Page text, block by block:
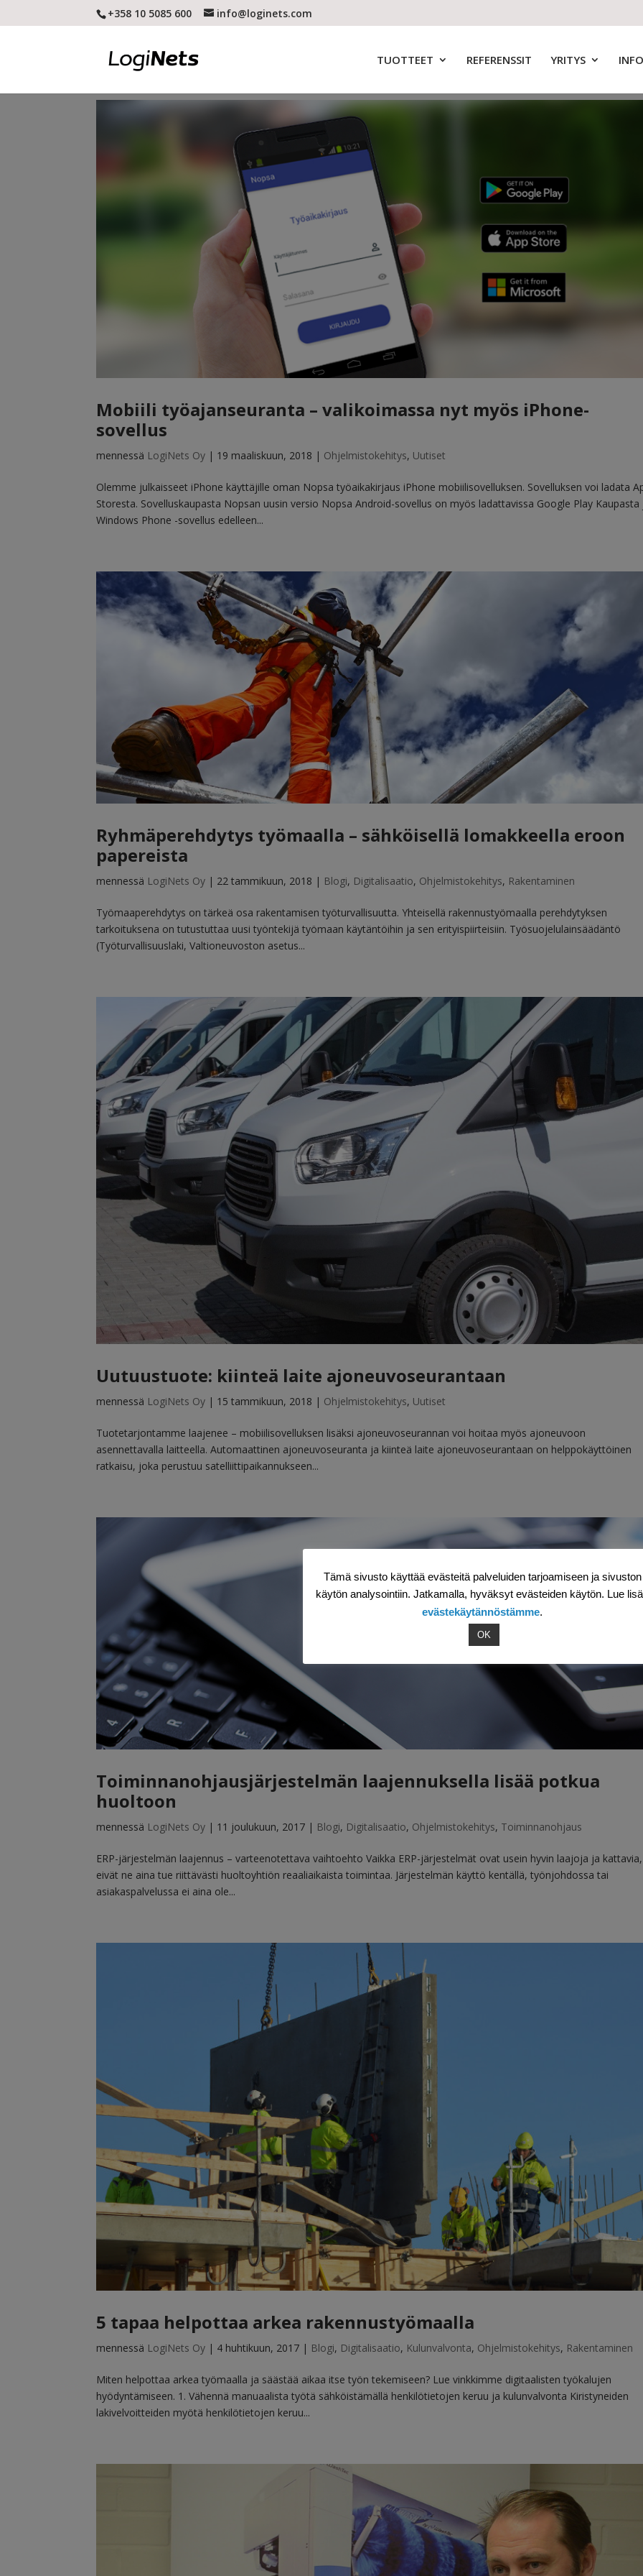
+358 10 5085 600 info@loginets.com
TUOTTEET REFERENSSIT YRITYS
Mobiili työajanseuranta – valikoimassa nyt myös iPhone-
sovellus
mennessä LogiNets Oy | 19 maaliskuun, 2018 | Ohjelmistokehitys, Uutiset
Olemme julkaisseet iPhone käyttäjille oman Nopsa työaikakirjaus iPhone mobiilisovelluksen. Sovelluksen voi ladata
Storesta. Sovelluskaupasta Nopsan uusin versio Nopsa Android-sovellus on myös ladattavissa Google Play Kaupasta
Windows Phone -sovellus edelleen...
Ryhmäperehdytys työmaalla – sähköisellä lomakkeella eroon
papereista
mennessä LogiNets Oy | 22 tammikuun, 2018 | Blogi, Digitalisaatio, Ohjelmistokehitys, Rakentaminen
Työmaaperehdytys on tärkeä osa rakentamisen työturvallisuutta. Yhteisellä rakennustyömaalla perehdytyksen
tarkoituksena on tutustuttaa uusi työntekijä työmaan käytäntöihin ja sen erityispiirteisiin. Työsuojelulainsäädäntö
(Työturvallisuuslaki, Valtioneuvoston asetus...
Uutuustuote: kiinteä laite ajoneuvoseurantaan
mennessä LogiNets Oy | 15 tammikuun, 2018 | Ohjelmistokehitys, Uutiset
Tuotetarjontamme laajenee – mobiilisovelluksen lisäksi ajoneuvoseurannan voi hoitaa myös ajoneuvoon
asennettavalla laitteella. Automaattinen ajoneuvoseuranta ja kiinteä laite ajoneuvoseurantaan on helppokäyttöinen
ratkaisu, joka perustuu satelliittipaikannukseen...
Toiminnanohjausjärjestelmän laajennuksella lisää potkua
huoltoon
mennessä LogiNets Oy | 11 joulukuun, 2017 | Blogi, Digitalisaatio, Ohjelmistokehitys, Toiminnanohjaus
ERP-järjestelmän laajennus – varteenotettava vaihtoehto Vaikka ERP-järjestelmät ovat usein hyvin laajoja ja kattavia,
eivät ne aina tue riittävästi huoltoyhtiön reaaliaikaista toimintaa. Järjestelmän käyttö kentällä, työnjohdossa tai
asiakaspalvelussa ei aina ole...
5 tapaa helpottaa arkea rakennustyömaalla
mennessä LogiNets Oy | 4 huhtikuun, 2017 | Blogi, Digitalisaatio, Kulunvalvonta, Ohjelmistokehitys, Rakentaminen
Miten helpottaa arkea työmaalla ja säästää aikaa itse työn tekemiseen? Lue vinkkimme digitaalisten työkalujen
hyödyntämiseen. 1. Vähennä manuaalista työtä sähköistämällä henkilötietojen keruu ja kulunvalvonta Kiristyneiden
lakivelvoitteiden myötä henkilötietojen keruu...
Tämä sivusto käyttää evästeitä palveluiden tarjoamiseen ja sivuston
käytön analysointiin. Jatkamalla, hyväksyt evästeiden käytön. Lue
evästekäytännöstämme.
OK